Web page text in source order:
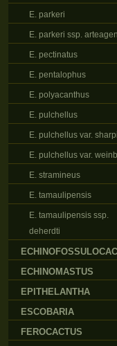
E. parkeri
E. parkeri ssp.
E. pectinatus
E. pentalophus
E. polyacanthus
E. pulchellus
E. pulchellus var.
E. pulchellus var.
E. stramineus
E. tamaulipensis
E. tamaulipensis ssp.
deherdti
ECHINOMASTUS
EPITHELANTHA
ESCOBARIA
FEROCACTUS